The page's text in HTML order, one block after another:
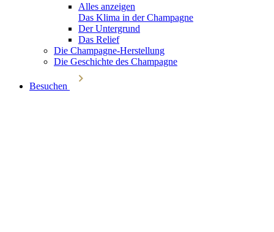
Alles anzeigen
Das Klima in der Champagne
Der Untergrund
Das Relief
Die Champagne-Herstellung
Die Geschichte des Champagne
Besuchen